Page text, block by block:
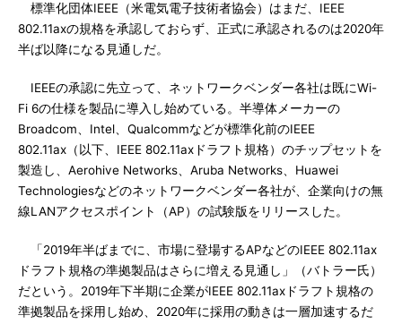
標準化団体IEEE（米電気電子技術者協会）はまだ、IEEE
802.11axの規格を承認しておらず、正式に承認されるのは2020年
半ば以降になる見通しだ。
IEEEの承認に先立って、ネットワークベンダー各社は既にWi-
Fi 6の仕様を製品に導入し始めている。半導体メーカーの
Broadcom、Intel、Qualcommなどが標準化前のIEEE
802.11ax（以下、IEEE 802.11axドラフト規格）のチップセットを
製造し、Aerohive Networks、Aruba Networks、Huawei
Technologiesなどのネットワークベンダー各社が、企業向けの無
線LANアクセスポイント（AP）の試験版をリリースした。
「2019年半ばまでに、市場に登場するAPなどのIEEE 802.11ax
ドラフト規格の準拠製品はさらに増える見通し」（バトラー氏）
だという。2019年下半期に企業がIEEE 802.11axドラフト規格の
準拠製品を採用し始め、2020年に採用の動きは一層加速するだ